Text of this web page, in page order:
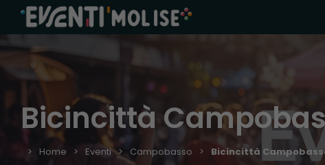
Bicincittà
Home Eventi Campobasso Bicincittà